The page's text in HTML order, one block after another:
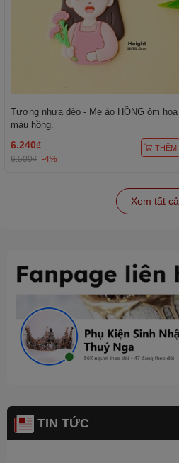
Tượng nhựa dẻo - Mẹ áo HỒNG ôm hoa
màu hồng.
6.240₫
6.500₫ -4%
THÊM
Xem tất cả
TIN TỨC